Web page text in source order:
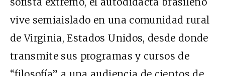
vive semiaislado en una comunidad rural
de Virginia, Estados Unidos, desde donde
transmite sus programas y cursos de